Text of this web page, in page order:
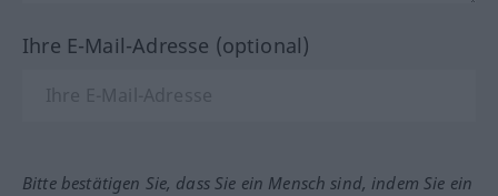
Ihre E-Mail-Adresse (optional)
Bitte bestätigen Sie, dass Sie ein Mensch sind, indem Sie ein